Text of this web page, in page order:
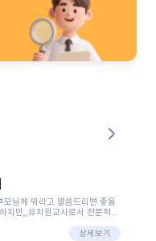
님께 뭐라고 말씀드리면 좋을
지만,,유치원교사로서 전문적인
니죠 ㅜㅜ)꼬망봇의 장점은 지
상세보기